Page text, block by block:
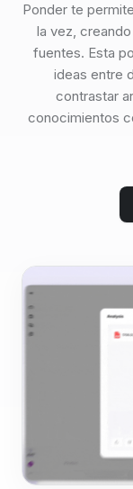
Ponder te
la vez,
fuentes. Esta
ideas entre
contrastar
conocimientos